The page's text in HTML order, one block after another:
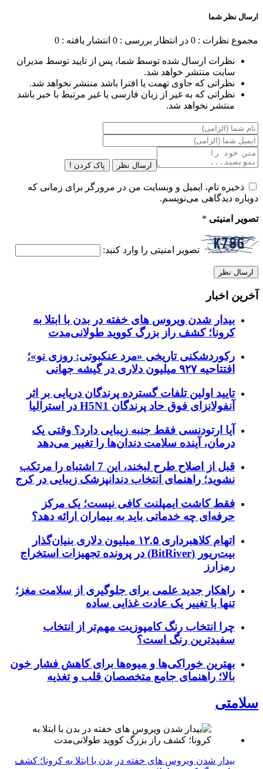
ارسال نظر شما
مجموع نظرات : 0 در انتظار بررسی : 0 انتشار یافته : 0
نظرات ارسال شده توسط شما، پس از تایید توسط مدیران
سایت منتشر خواهد شد.
نظراتی که حاوی تهمت یا افترا باشد منتشر نخواهد شد.
نظراتی که به غیر از زبان فارسی یا غیر مرتبط با خبر باشد
منتشر نخواهد شد.
ارسال نظر پاک کردن !
ذخیره نام، ایمیل و وبسایت من در مرورگر برای زمانی که
دوباره دیدگاهی می‌نویسم.
تصویر امنیتی *
تصویر امنیتی را وارد کنید:
آخرین اخبار
بیدار شدن ویروس‌ های خفته در بدن با ابتلا به
کرونا؛ کشف راز بزرگ کووید طولانی‌مدت
رکوردشکنی تاریخی «مرد عنکبوتی: روزی نو»؛
افتتاحیه ۹۲۷ میلیون دلاری در گیشه جهانی
تایید اولین تلفات گسترده پرندگان دریایی بر اثر
آنفولانزای فوق حاد پرندگان H5N1 در استرالیا
آیا ارتودنسی فقط جنبه زیبایی دارد؟ وقتی یک
درمان، آینده سلامت دندان‌ها را تغییر می‌دهد
قبل از اصلاح طرح لبخند، این 7 اشتباه را مرتکب
نشوید؛ راهنمای انتخاب دندانپزشک زیبایی در کرج
فقط کاشت ایمپلنت کافی نیست؛ یک مرکز
حرفه‌ای چه خدماتی باید به بیماران ارائه دهد؟
اتهام کلاهبرداری ۱۲.۵ میلیون دلاری بنیان‌گذار
بیت‌ریور (BitRiver) در پرونده تجهیزات استخراج
رمزارز
راهکار جدید علمی برای جلوگیری از سلامت مغز؛
تنها با تغییر یک عادت غذایی ساده
چرا انتخاب رنگ کامپوزیت مهم‌تر از انتخاب
سفیدترین رنگ است؟
بهترین خوراکی‌ها و میوه‌ها برای کاهش فشار خون
بالا؛ راهنمای جامع متخصصان قلب و تغذیه
سلامتی
بیدار شدن ویروس‌ های خفته در بدن با ابتلا به کرونا؛ کشف